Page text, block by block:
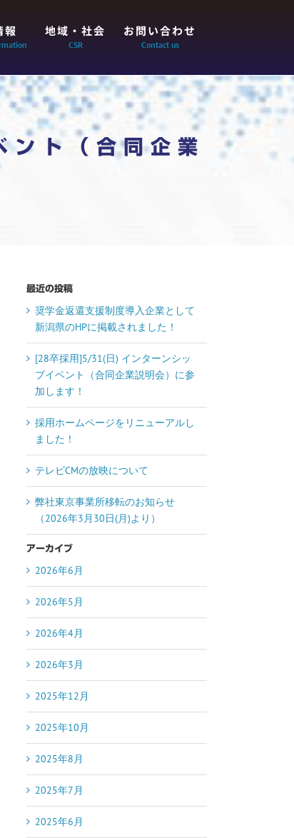
報 地域・社会
CSR
お問い合わせ
Contact us
ト（合同企業
最近の投稿
奨学金返還支援制度導入企業として
新潟県のHPに掲載されました！
[28卒採用]5/31(日) インターンシッ
プイベント（合同企業説明会）に参
加します！
採用ホームページをリニューアルし
ました！
テレビCMの放映について
弊社東京事業所移転のお知らせ
（2026年3月30日(月)より）
アーカイブ
2026年6月
2026年5月
2026年4月
2026年3月
2025年12月
2025年10月
2025年8月
2025年7月
2025年6月